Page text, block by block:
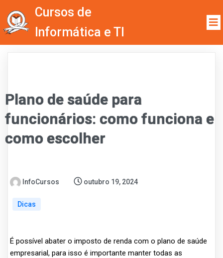
Cursos de
Informática e TI
Plano de saúde para
funcionários: como funciona e
como escolher
InfoCursos outubro 19, 2024
Dicas
É possível abater o imposto de renda com o plano de saúde
empresarial, para isso é importante manter todas as